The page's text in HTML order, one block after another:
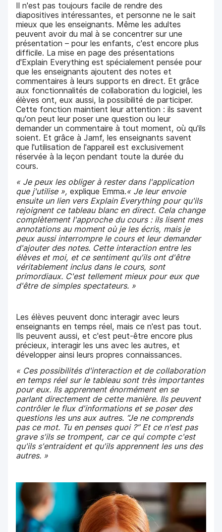
Il n'est pas toujours facile de rendre des
diapositives intéressantes, et personne ne le sait
mieux que les enseignants. Même les adultes
peuvent avoir du mal à se concentrer sur une
présentation – pour les enfants, c'est encore plus
difficile. La mise en page des présentations
d'Explain Everything est spécialement pensée pour
que les enseignants ajoutent des notes et
commentaires à leurs supports en direct. Et grâce
aux fonctionnalités de collaboration du logiciel, les
élèves ont, eux aussi, la possibilité de participer.
Cette fonction maintient leur attention : ils savent
qu'on peut leur poser une question ou leur
demander un commentaire à tout moment, où qu'ils
soient. Et grâce à Jamf, les enseignants savent
que l'utilisation de l'appareil est exclusivement
réservée à la leçon pendant toute la durée du
cours.
« Je peux les obliger à rester dans l'application
que j'utilise »,explique Emma.« Je leur envoie
ensuite un lien vers Explain Everything pour qu'ils
rejoignent ce tableau blanc en direct. Cela change
complètement l'approche du cours : ils lisent mes
annotations au moment où je les écris, mais je
peux aussi interrompre le cours et leur demander
d'ajouter des notes. Cette interaction entre les
élèves et moi, et ce sentiment qu'ils ont d'être
véritablement inclus dans le cours, sont
primordiaux. C'est tellement mieux pour eux que
d'être de simples spectateurs. »
Les élèves peuvent donc interagir avec leurs
enseignants en temps réel, mais ce n'est pas tout.
Ils peuvent aussi, et c'est peut-être encore plus
précieux, interagir les uns avec les autres, et
développer ainsi leurs propres connaissances.
« Ces possibilités d'interaction et de collaboration
en temps réel sur le tableau sont très importantes
pour eux. Ils apprennent énormément en se
parlant directement de cette manière. Ils peuvent
contrôler le flux d'informations et se poser des
questions les uns aux autres. “Je ne comprends
pas ce mot. Tu en penses quoi ?” Et ce n'est pas
grave s'ils se trompent, car ce qui compte c'est
qu'ils s'entraident et qu'ils apprennent les uns des
autres. »